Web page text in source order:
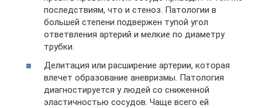
последствиям, что и стеноз. Патологии в
большей степени подвержен тупой угол
ответвления артерий и мелкие по диаметру
трубки.
Делитация или расширение артерии, которая
влечет образование аневризмы. Патология
диагностируется у людей со сниженной
эластичностью сосудов. Чаще всего ей